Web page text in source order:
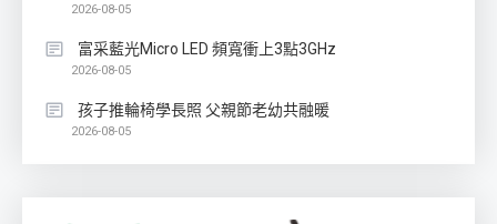
2026-08-05
富采藍光Micro LED 頻寬衝上3點3GHz
2026-08-05
孩子推輪椅學長照 父親節老幼共融暖
2026-08-05